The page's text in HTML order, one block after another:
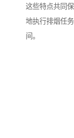
这些特点共同
地执行排烟任
间。